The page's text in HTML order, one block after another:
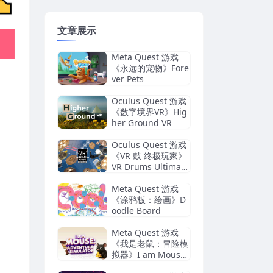
文章展示
Meta Quest 游戏
《永远的宠物》Fore
ver Pets
Oculus Quest 游戏
《数字境界VR》Hig
her Ground VR
Oculus Quest 游戏
《VR 鼓 终极玩家》
VR Drums Ultimate
Meta Quest 游戏
《涂鸦板：绘画》D
oodle Board
Meta Quest 游戏
《我是老鼠：冒险模
拟器》I am Mouse :